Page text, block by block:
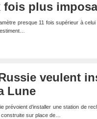
fois plus
presque 11 fois supérieur à
veulent
Lune
prévoient d’installer une station de
sur place de…